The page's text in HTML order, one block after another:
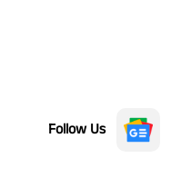
Follow Us